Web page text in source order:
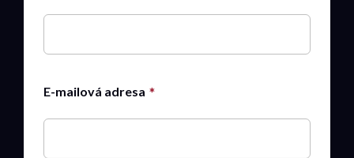
E-mailová adresa